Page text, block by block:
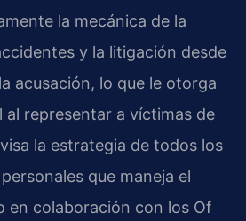
la mecánica de la
y la litigación desde
acusación, lo que le otorga
al representar a víctimas de
la estrategia de todos los
que maneja el
en colaboración con los Of